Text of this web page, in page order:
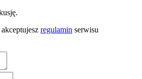
regulamin serwisu